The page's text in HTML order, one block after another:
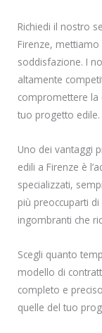
Richiedi il nostro
Firenze, mettiamo
soddisfazione. I
altamente
compromettere la
tuo progetto edile.
Uno dei vantaggi
edili a Firenze è
specializzati,
più preoccuparti
ingombranti che
Scegli quanto
modello di
completo e
quelle del tuo